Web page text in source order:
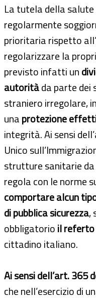
La tutela della
regolarmente
prioritaria rispetto
regolarizzare la
previsto infatti un
autoritàda parte dei
straniero irregolare,
unaprotezione
integrità. Ai sensi
Unico
strutture sanitarie
regola con le norme
comportare alcun
di pubblica sicurezza,
obbligatorioil referto
cittadino italiano.
Ai sensi dell’art. 365
che nell’esercizio di